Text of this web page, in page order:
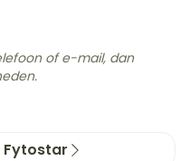
of e-mail, dan
Fytostar